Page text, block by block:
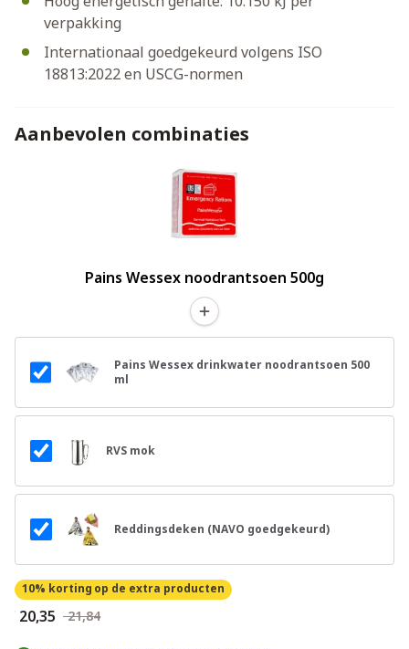
verpakking
Internationaal goedgekeurd volgens ISO
18813:2022 en USCG-normen
Aanbevolen combinaties
Pains Wessex noodrantsoen 500g
Pains Wessex drinkwater noodrantsoen 500
ml
RVS mok
Reddingsdeken (NAVO goedgekeurd)
10% korting op de extra producten
€ 20,35 € 21,84